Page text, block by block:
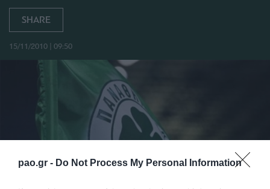
pao.gr - Do Not Process My Personal Information
SHARE
15/11/2010 | 09:50